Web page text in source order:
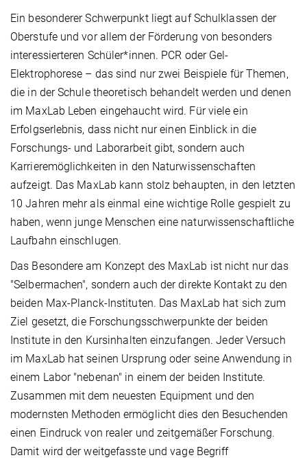
Ein besonderer Schwerpunkt liegt auf Schulklassen der
Oberstufe und vor allem der Förderung von besonders
interessierteren Schüler*innen. PCR oder Gel-
Elektrophorese – das sind nur zwei Beispiele für Themen,
die in der Schule theoretisch behandelt werden und denen
im MaxLab Leben eingehaucht wird. Für viele ein
Erfolgserlebnis, dass nicht nur einen Einblick in die
Forschungs- und Laborarbeit gibt, sondern auch
Karrieremöglichkeiten in den Naturwissenschaften
aufzeigt. Das MaxLab kann stolz behaupten, in den letzten
10 Jahren mehr als einmal eine wichtige Rolle gespielt zu
haben, wenn junge Menschen eine naturwissenschaftliche
Laufbahn einschlugen.
Das Besondere am Konzept des MaxLab ist nicht nur das
"Selbermachen", sondern auch der direkte Kontakt zu den
beiden Max-Planck-Instituten. Das MaxLab hat sich zum
Ziel gesetzt, die Forschungsschwerpunkte der beiden
Institute in den Kursinhalten einzufangen. Jeder Versuch
im MaxLab hat seinen Ursprung oder seine Anwendung in
einem Labor "nebenan" in einem der beiden Institute.
Zusammen mit dem neuesten Equipment und den
modernsten Methoden ermöglicht dies den Besuchenden
einen Eindruck von realer und zeitgemäßer Forschung.
Damit wird der weitgefasste und vage Begriff